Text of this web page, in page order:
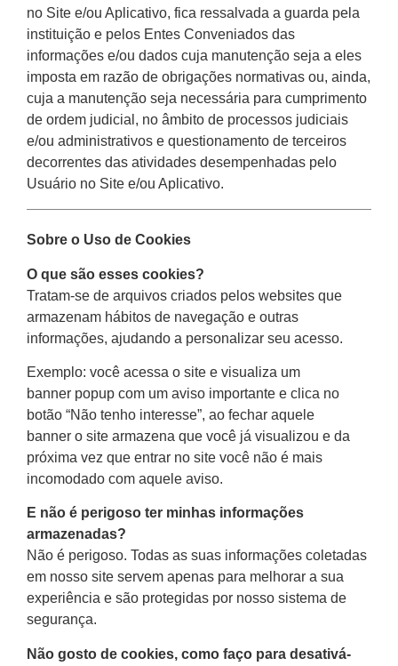
no Site e/ou Aplicativo, fica ressalvada a guarda pela
instituição e pelos Entes Conveniados das
informações e/ou dados cuja manutenção seja a eles
imposta em razão de obrigações normativas ou, ainda,
cuja a manutenção seja necessária para cumprimento
de ordem judicial, no âmbito de processos judiciais
e/ou administrativos e questionamento de terceiros
decorrentes das atividades desempenhadas pelo
Usuário no Site e/ou Aplicativo.
Sobre o Uso de Cookies
O que são esses cookies?
Tratam-se de arquivos criados pelos websites que
armazenam hábitos de navegação e outras
informações, ajudando a personalizar seu acesso.
Exemplo: você acessa o site e visualiza um
banner popup com um aviso importante e clica no
botão “Não tenho interesse”, ao fechar aquele
banner o site armazena que você já visualizou e da
próxima vez que entrar no site você não é mais
incomodado com aquele aviso.
E não é perigoso ter minhas informações
armazenadas?
Não é perigoso. Todas as suas informações coletadas
em nosso site servem apenas para melhorar a sua
experiência e são protegidas por nosso sistema de
segurança.
Não gosto de cookies, como faço para desativá-